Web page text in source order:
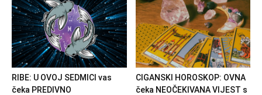
RIBE: U OVOJ SEDMICI vas
čeka PREDIVNO
CIGANSKI HOROSKOP: OVNA
čeka NEOČEKIVANA VIJEST s